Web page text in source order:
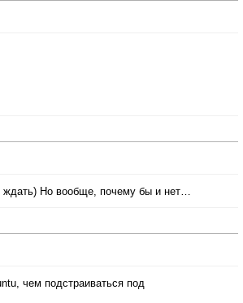
Но вообще, почему бы и нет…
чем подстраиваться под